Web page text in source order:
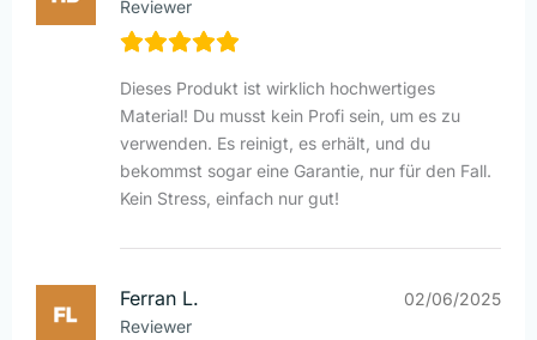
Reviewer
Dieses Produkt ist wirklich hochwertiges
Material! Du musst kein Profi sein, um es zu
verwenden. Es reinigt, es erhält, und du
bekommst sogar eine Garantie, nur für den Fall.
Kein Stress, einfach nur gut!
Ferran L.
Reviewer
02/06/2025